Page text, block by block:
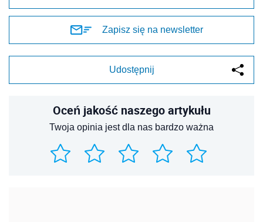
Zapisz się na newsletter
Udostępnij
Oceń jakość naszego artykułu
Twoja opinia jest dla nas bardzo ważna